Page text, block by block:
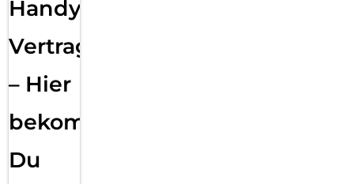
Handy
Vertragsabwicklung
– Hier
bekommst
Du